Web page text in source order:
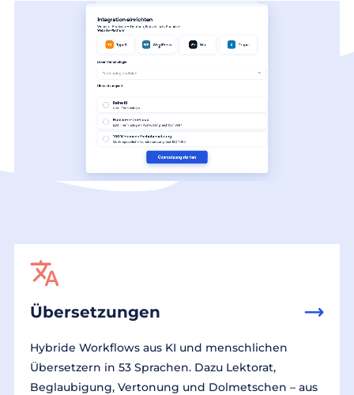
Übersetzungen
Hybride Workflows aus KI und menschlichen
Übersetzern in 53 Sprachen. Dazu Lektorat,
Beglaubigung, Vertonung und Dolmetschen – aus